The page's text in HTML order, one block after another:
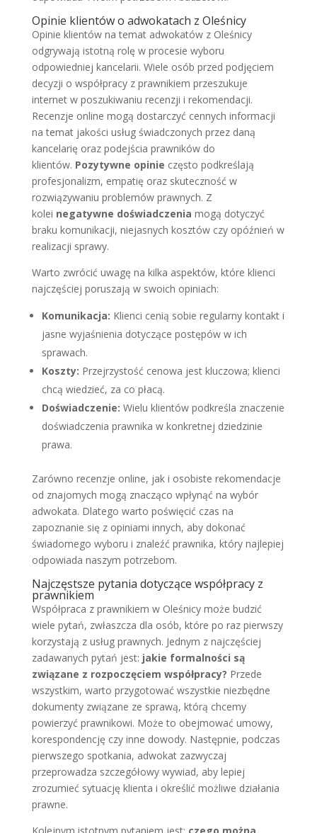
Opinie klientów o adwokatach z Oleśnicy
Opinie klientów na temat adwokatów z Oleśnicy
odgrywają istotną rolę w procesie wyboru
odpowiedniej kancelarii. Wiele osób przed podjęciem
decyzji o współpracy z prawnikiem przeszukuje
internet w poszukiwaniu recenzji i rekomendacji.
Recenzje online mogą dostarczyć cennych informacji
na temat jakości usług świadczonych przez daną
kancelarię oraz podejścia prawników do
klientów. Pozytywne opinie często podkreślają
profesjonalizm, empatię oraz skuteczność w
rozwiązywaniu problemów prawnych. Z
kolei negatywne doświadczenia mogą dotyczyć
braku komunikacji, niejasnych kosztów czy opóźnień w
realizacji sprawy.
Warto zwrócić uwagę na kilka aspektów, które klienci
najczęściej poruszają w swoich opiniach:
Komunikacja: Klienci cenią sobie regularny kontakt i
jasne wyjaśnienia dotyczące postępów w ich
sprawach.
Koszty: Przejrzystość cenowa jest kluczowa; klienci
chcą wiedzieć, za co płacą.
Doświadczenie: Wielu klientów podkreśla znaczenie
doświadczenia prawnika w konkretnej dziedzinie
prawa.
Zarówno recenzje online, jak i osobiste rekomendacje
od znajomych mogą znacząco wpłynąć na wybór
adwokata. Dlatego warto poświęcić czas na
zapoznanie się z opiniami innych, aby dokonać
świadomego wyboru i znaleźć prawnika, który najlepiej
odpowiada naszym potrzebom.
Najczęstsze pytania dotyczące współpracy z
prawnikiem
Współpraca z prawnikiem w Oleśnicy może budzić
wiele pytań, zwłaszcza dla osób, które po raz pierwszy
korzystają z usług prawnych. Jednym z najczęściej
zadawanych pytań jest: jakie formalności są
związane z rozpoczęciem współpracy? Przede
wszystkim, warto przygotować wszystkie niezbędne
dokumenty związane ze sprawą, którą chcemy
powierzyć prawnikowi. Może to obejmować umowy,
korespondencję czy inne dowody. Następnie, podczas
pierwszego spotkania, adwokat zazwyczaj
przeprowadza szczegółowy wywiad, aby lepiej
zrozumieć sytuację klienta i określić możliwe działania
prawne.